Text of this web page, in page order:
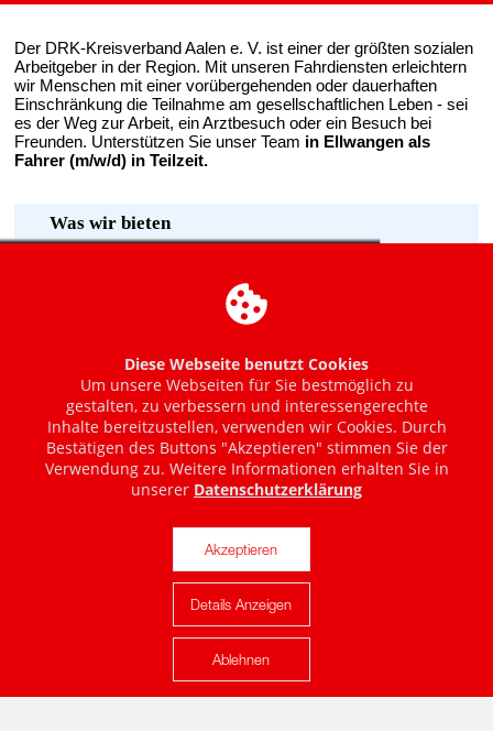
Karte anzeigen
Diese Webseite benutzt Cookies
Um unsere Webseiten für Sie bestmöglich zu
gestalten, zu verbessern und interessengerechte
Inhalte bereitzustellen, verwenden wir Cookies. Durch
Bestätigen des Buttons "Akzeptieren" stimmen Sie der
Verwendung zu. Weitere Informationen erhalten Sie in
unserer Datenschutzerklärung
Akzeptieren
Details Anzeigen
Ablehnen